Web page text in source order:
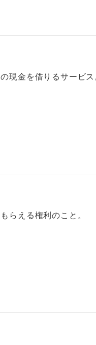
現金を借りるサービ
らえる権利のこと。